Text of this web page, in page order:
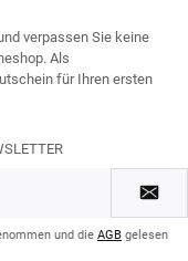
verpassen Sie keine
Als
für Ihren ersten
und die AGB gelesen